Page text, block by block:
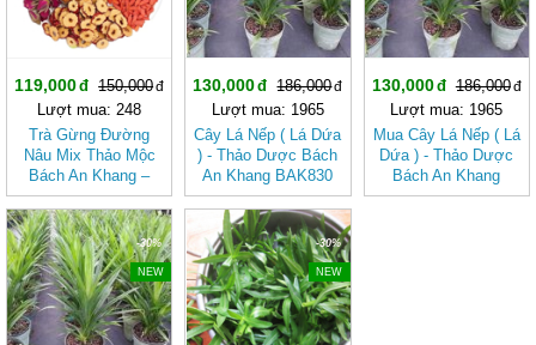
119,000
150,000
Lượt mua: 248
Trà Gừng Đường
Nâu Mix Thảo Mộc
Bách An Khang –
Thơm Ấm Tự Nhiên,
Dễ Uống
130,000
186,000
Lượt mua: 1965
Cây Lá Nếp ( Lá Dứa
) - Thảo Dược Bách
An Khang BAK830
130,000
186,000
Lượt mua: 1965
Mua Cây Lá Nếp ( Lá
Dứa ) - Thảo Dược
Bách An Khang
BAK830
-30%
NEW
-30%
NEW